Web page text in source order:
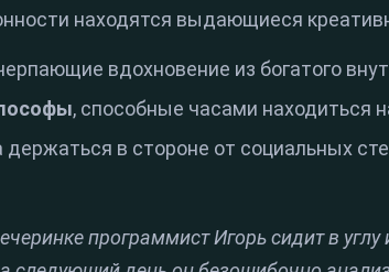
находятся выдающиеся
вдохновение из богатого
, способные часами находиться
держаться в стороне от социальных
программист Игорь сидит в углу